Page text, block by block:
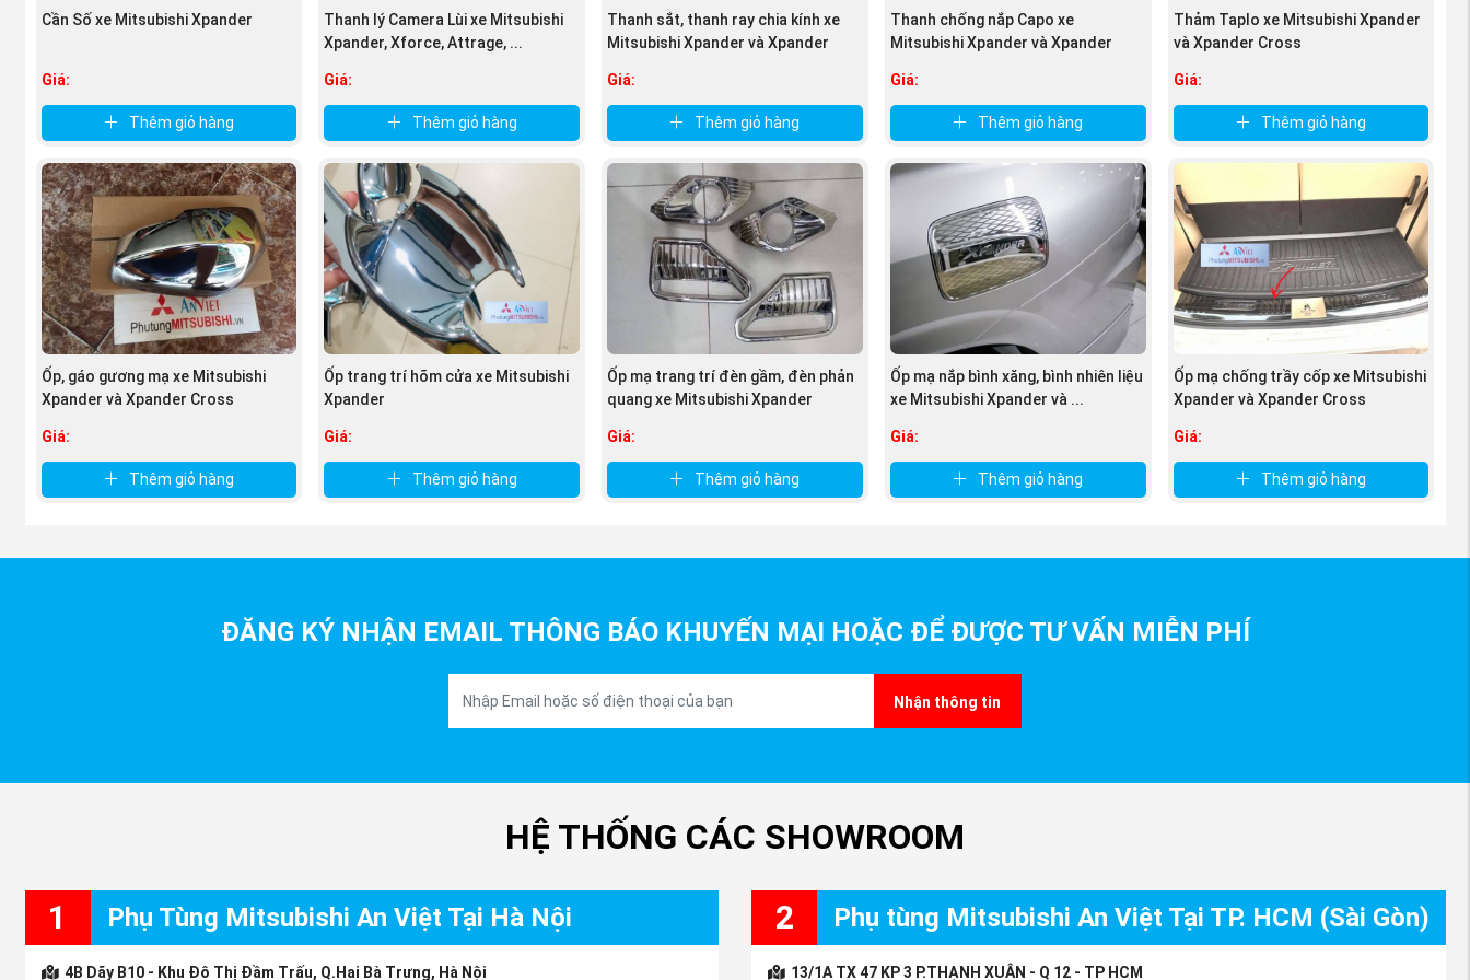
Nếu phát hiện thấy bất kỳ dấu hiệu hư hỏng nào củaốp nội thất xe Mitsubishi Xpander, bạn nên thay thế bộ ốp mới để
đảm bảo an toàn và thẩm mỹ cho xe.
Cần Số xe Mitsubishi Xpander
Giá:
Thêm giỏ hàng
Thanh lý Camera Lùi xe Mitsubishi
Xpander, Xforce, Attrage, ...
Giá:
Thêm giỏ hàng
Thanh sắt, thanh ray chia kính xe
Mitsubishi Xpander và Xpander
Giá:
Thêm giỏ hàng
Thanh chống nắp Capo xe
Mitsubishi Xpander và Xpander
Giá:
Thêm giỏ hàng
Thảm Taplo xe Mitsubishi Xpander
và Xpander Cross
Giá:
Thêm giỏ hàng
Ốp, gáo gương mạ xe Mitsubishi
Xpander và Xpander Cross
Giá:
Thêm giỏ hàng
Ốp trang trí hõm cửa xe Mitsubishi
Xpander
Giá:
Thêm giỏ hàng
Ốp mạ trang trí đèn gầm, đèn phản
quang xe Mitsubishi Xpander
Giá:
Thêm giỏ hàng
Ốp mạ nắp bình xăng, bình nhiên liệu
xe Mitsubishi Xpander và ...
Giá:
Thêm giỏ hàng
Ốp mạ chống trầy cốp xe Mitsubishi
Xpander và Xpander Cross
Giá:
Thêm giỏ hàng
ĐĂNG KÝ NHẬN EMAIL THÔNG BÁO KHUYẾN MẠI HOẶC ĐỂ ĐƯỢC TƯ VẤN MIỄN PHÍ
Nhận thông tin
HỆ THỐNG CÁC SHOWROOM
1 Phụ Tùng Mitsubishi An Việt Tại Hà Nội
4B Dãy B10 - Khu Đô Thị Đầm Trấu, Q.Hai Bà Trưng, Hà Nội
2 Phụ tùng Mitsubishi An Việt Tại TP. HCM (Sài Gòn)
13/1A TX 47 KP 3 P.THẠNH XUÂN - Q 12 - TP HCM